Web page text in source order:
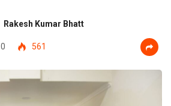
Rakesh Kumar Bhatt
0 561